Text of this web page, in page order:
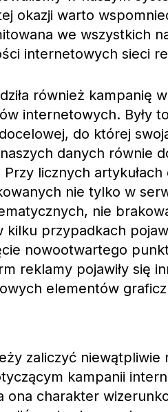
okazji warto
we wszystkich
internetowych sieci
również kampanię
internetowych. Były
do której
danych równie
Przy licznych
nie tylko w
nie
przypadkach
nowootwartego
reklamy pojawiły się
elementów
zaliczyć
kampanii
ona charakter